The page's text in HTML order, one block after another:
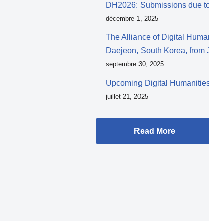
DH2026: Submissions due
décembre 1, 2025
The Alliance of Digital
Daejeon, South Korea, from
septembre 30, 2025
Upcoming Digital
juillet 21, 2025
Read More